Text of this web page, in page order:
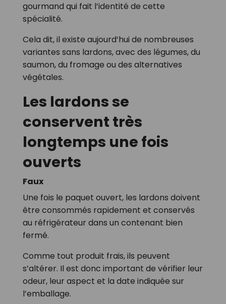
gourmand qui fait l’identité de cette
spécialité.
Cela dit, il existe aujourd’hui de nombreuses
variantes sans lardons, avec des légumes, du
saumon, du fromage ou des alternatives
végétales.
Les lardons se
conservent très
longtemps une fois
ouverts
Faux
Une fois le paquet ouvert, les lardons doivent
être consommés rapidement et conservés
au réfrigérateur dans un contenant bien
fermé.
Comme tout produit frais, ils peuvent
s’altérer. Il est donc important de vérifier leur
odeur, leur aspect et la date indiquée sur
l’emballage.